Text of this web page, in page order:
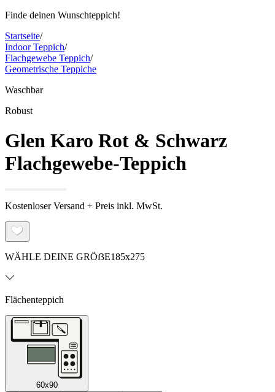
Finde deinen Wunschteppich!
Startseite/
Indoor Teppich/
Flachgewebe Teppich/
Geometrische Teppiche
Waschbar
Robust
Glen Karo Rot & Schwarz
Flachgewebe-Teppich
Kostenloser Versand + Preis inkl. MwSt.
WÄHLE DEINE GRÖẞE185x275
Flächenteppich
60x90